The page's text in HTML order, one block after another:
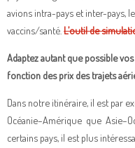
avions intra-pays et inter-pays,
vaccins/santé. L’outil de
Adaptez autant que possible
fonction des prix des trajets
Dans notre itinéraire, il est par
Océanie–Amérique que
certains pays, il est plus